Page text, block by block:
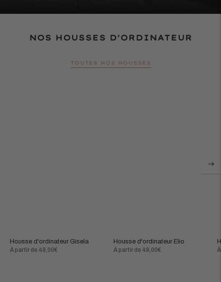
NOS HOUSSES D'ORDINATEUR
TOUTES NOS HOUSSES
Housse d'ordinateur Gisela
Prix
À partir de 48,00€
Housse d'ordinateur Elio
Prix
À partir de 48,00€